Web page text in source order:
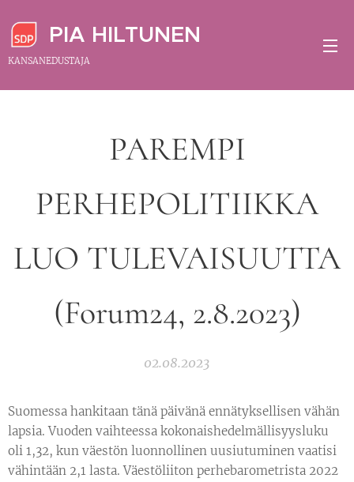
PIA HILTUNEN
KANSANEDUSTAJA
PAREMPI
PERHEPOLITIIKKA
LUO TULEVAISUUTTA
(Forum24, 2.8.2023)
02.08.2023
Suomessa hankitaan tänä päivänä ennätyksellisen vähän
lapsia. Vuoden vaihteessa kokonaishedelmällisyysluku
oli 1,32, kun väestön luonnollinen uusiutuminen vaatisi
vähintään 2,1 lasta. Väestöliiton perhebarometrista 2022